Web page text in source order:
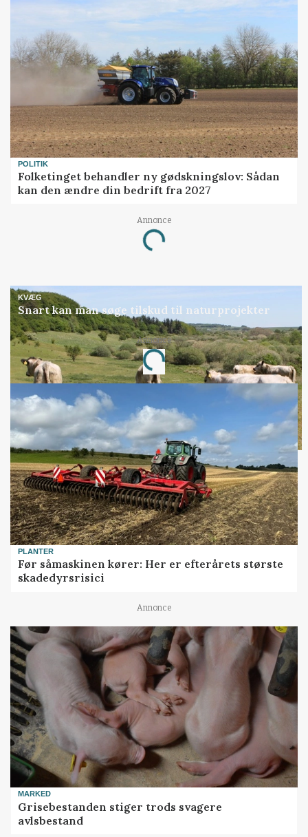
POLITIK
Folketinget behandler ny gødskningslov: Sådan
kan den ændre din bedrift fra 2027
Annonce
Loading...
KVÆG
Snart kan man søge tilskud til naturprojekter
Annonce
Loading...
PLANTER
Før såmaskinen kører: Her er efterårets største
skadedyrsrisici
Annonce
MARKED
Grisebestanden stiger trods svagere
avlsbestand